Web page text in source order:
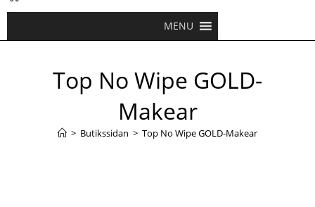
MENU
Top No Wipe GOLD-
Makear
> Butikssidan > Top No Wipe GOLD-Makear